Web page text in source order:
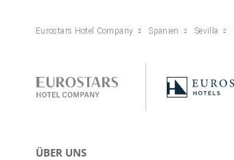
Eurostars Hotel Company Spanien Sevilla
ÜBER UNS